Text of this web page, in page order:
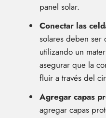
panel solar.
Conectar las
solares deben ser
utilizando un
asegurar que la
fluir a través del
Agregar capas
agregar capas